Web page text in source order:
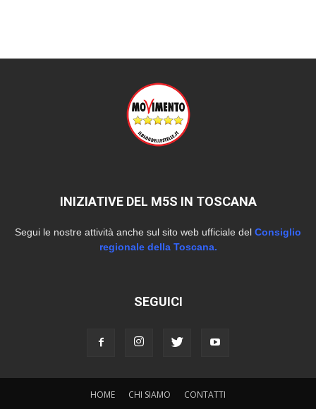
INIZIATIVE DEL M5S IN TOSCANA
Segui le nostre attività anche sul sito web ufficiale del Consiglio
regionale della Toscana.
SEGUICI
HOME CHI SIAMO CONTATTI